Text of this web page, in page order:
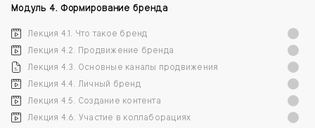
Модуль 4. Формирование бренда
Лекция 4.1. Что такое бренд
Лекция 4.2. Продвижение бренда
Лекция 4.3. Основные каналы продвижения
Лекция 4.4. Личный бренд
Лекция 4.5. Создание контента
Лекция 4.6. Участие в коллаборациях